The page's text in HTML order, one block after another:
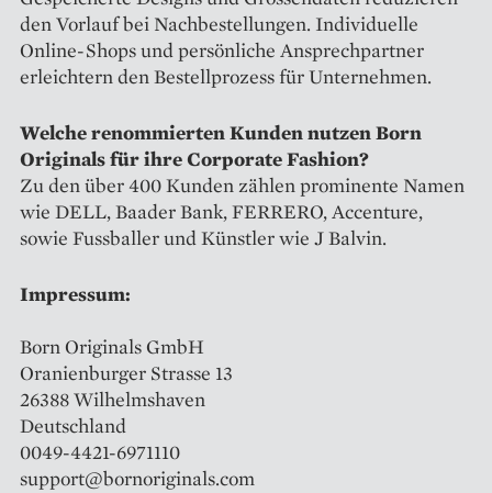
den Vorlauf bei Nachbestellungen. Individuelle
Online-Shops und persönliche Ansprechpartner
erleichtern den Bestellprozess für Unternehmen.
Welche renommierten Kunden nutzen Born
Originals für ihre Corporate Fashion?
Zu den über 400 Kunden zählen prominente Namen
wie DELL, Baader Bank, FERRERO, Accenture,
sowie Fussballer und Künstler wie J Balvin.
Impressum:
Born Originals GmbH
Oranienburger Strasse 13
26388 Wilhelmshaven
Deutschland
0049-4421-6971110
support@bornoriginals.com